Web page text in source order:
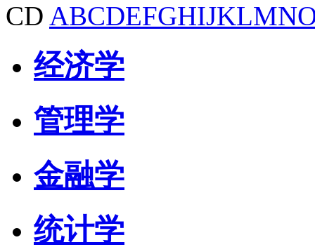
CD ABCDEFGHIJKLMN
经济学
管理学
金融学
统计学